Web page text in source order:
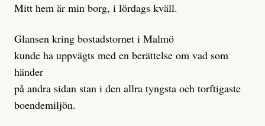
Mitt hem är min borg, i lördags kväll.
Glansen kring bostadstornet i Malmö
kunde ha uppvägts med en berättelse om vad som
händer
på andra sidan stan i den allra tyngsta och torftigaste
boendemiljön.